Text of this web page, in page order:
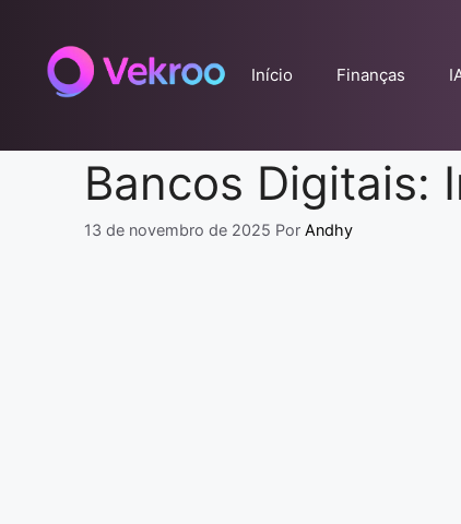
conteúdo
Início Finanças
Bancos Digitais:
13 de novembro de 2025 Por Andhy